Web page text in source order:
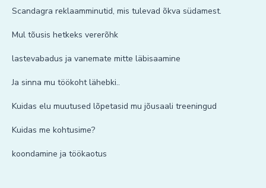
Scandagra reklaamminutid, mis tulevad õkva südamest.
Mul tõusis hetkeks vererõhk
lastevabadus ja vanemate mitte läbisaamine
Ja sinna mu töökoht lähebki..
Kuidas elu muutused lõpetasid mu jõusaali treeningud
Kuidas me kohtusime?
koondamine ja töökaotus